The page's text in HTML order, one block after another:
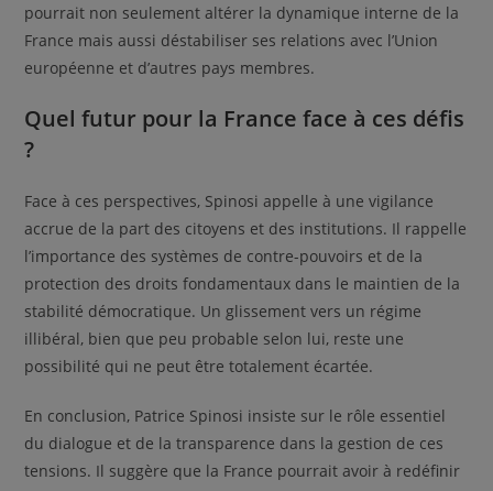
pourrait non seulement altérer la dynamique interne de la
France mais aussi déstabiliser ses relations avec l’Union
européenne et d’autres pays membres.
Quel futur pour la France face à ces défis
?
Face à ces perspectives, Spinosi appelle à une vigilance
accrue de la part des citoyens et des institutions. Il rappelle
l’importance des systèmes de contre-pouvoirs et de la
protection des droits fondamentaux dans le maintien de la
stabilité démocratique. Un glissement vers un régime
illibéral, bien que peu probable selon lui, reste une
possibilité qui ne peut être totalement écartée.
En conclusion, Patrice Spinosi insiste sur le rôle essentiel
du dialogue et de la transparence dans la gestion de ces
tensions. Il suggère que la France pourrait avoir à redéfinir